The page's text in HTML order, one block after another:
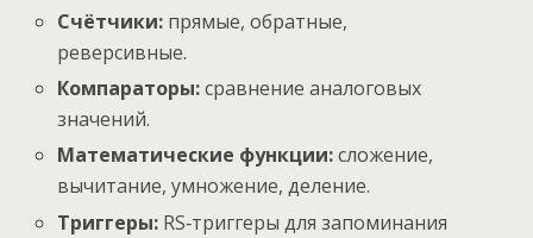
Счётчики: прямые, обратные,
реверсивные.
Компараторы:сравнение аналоговых
значений.
Математические функции:сложение,
вычитание, умножение, деление.
Триггеры: RS‑триггеры для запоминания